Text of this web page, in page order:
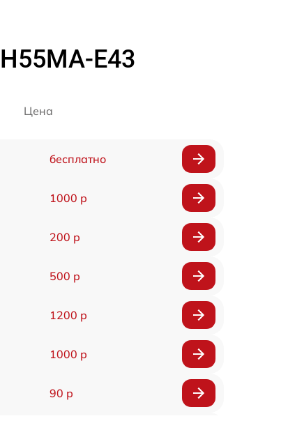
E43
Цена
бесплатно
1000 р
200 р
500 р
1200 р
1000 р
90 р